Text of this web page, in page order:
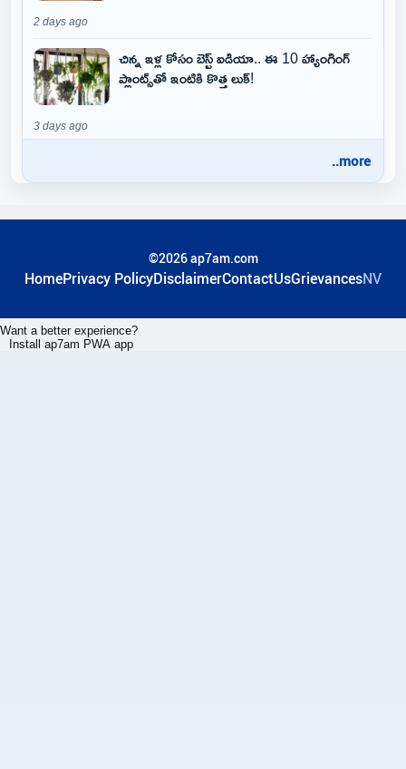
2 days ago
చిన్న ఇళ్ల కోసం బెస్ట్ ఐడియా.. ఈ 10 హ్యాంగింగ్
ప్లాంట్స్‌తో ఇంటికి కొత్త లుక్!
3 days ago
..more
©2026 ap7am.com
HomePrivacy PolicyDisclaimerContactUsGrievancesNV
Want a better experience?
Install ap7am PWA app